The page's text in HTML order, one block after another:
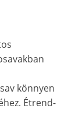
könnyen
Étrend-